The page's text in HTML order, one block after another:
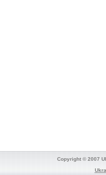
Copyright © 2007